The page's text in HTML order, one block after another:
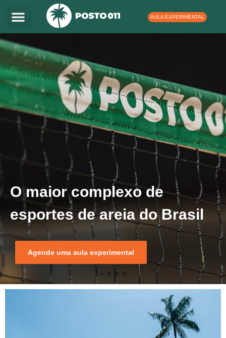
para
conteúdo
AULA EXPERIMENTAL
O maior complexo de
esportes de areia do Brasil
Agende uma aula experimental